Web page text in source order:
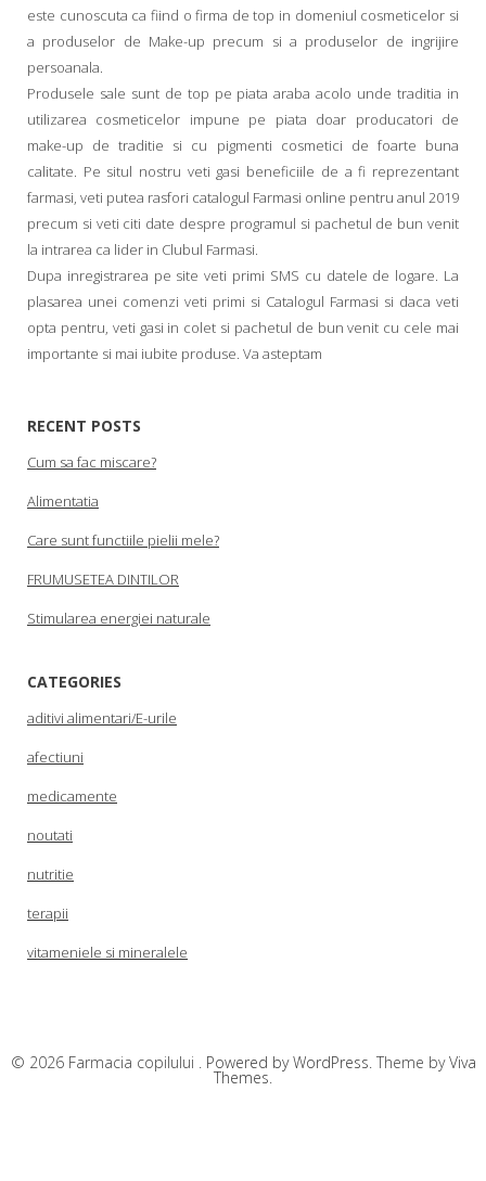
este cunoscuta ca fiind o firma de top in domeniul cosmeticelor si
a produselor de Make-up precum si a produselor de ingrijire
persoanala.
Produsele sale sunt de top pe piata araba acolo unde traditia in
utilizarea cosmeticelor impune pe piata doar producatori de
make-up de traditie si cu pigmenti cosmetici de foarte buna
calitate. Pe situl nostru veti gasi beneficiile de a fi reprezentant
farmasi, veti putea rasfori catalogul Farmasi online pentru anul 2019
precum si veti citi date despre programul si pachetul de bun venit
la intrarea ca lider in Clubul Farmasi.
Dupa inregistrarea pe site veti primi SMS cu datele de logare. La
plasarea unei comenzi veti primi si Catalogul Farmasi si daca veti
opta pentru, veti gasi in colet si pachetul de bun venit cu cele mai
importante si mai iubite produse. Va asteptam
RECENT POSTS
Cum sa fac miscare?
Alimentatia
Care sunt functiile pielii mele?
FRUMUSETEA DINTILOR
Stimularea energiei naturale
CATEGORIES
aditivi alimentari/E-urile
afectiuni
medicamente
noutati
nutritie
terapii
vitameniele si mineralele
© 2026 Farmacia copilului . Powered by WordPress. Theme byViva
Themes.